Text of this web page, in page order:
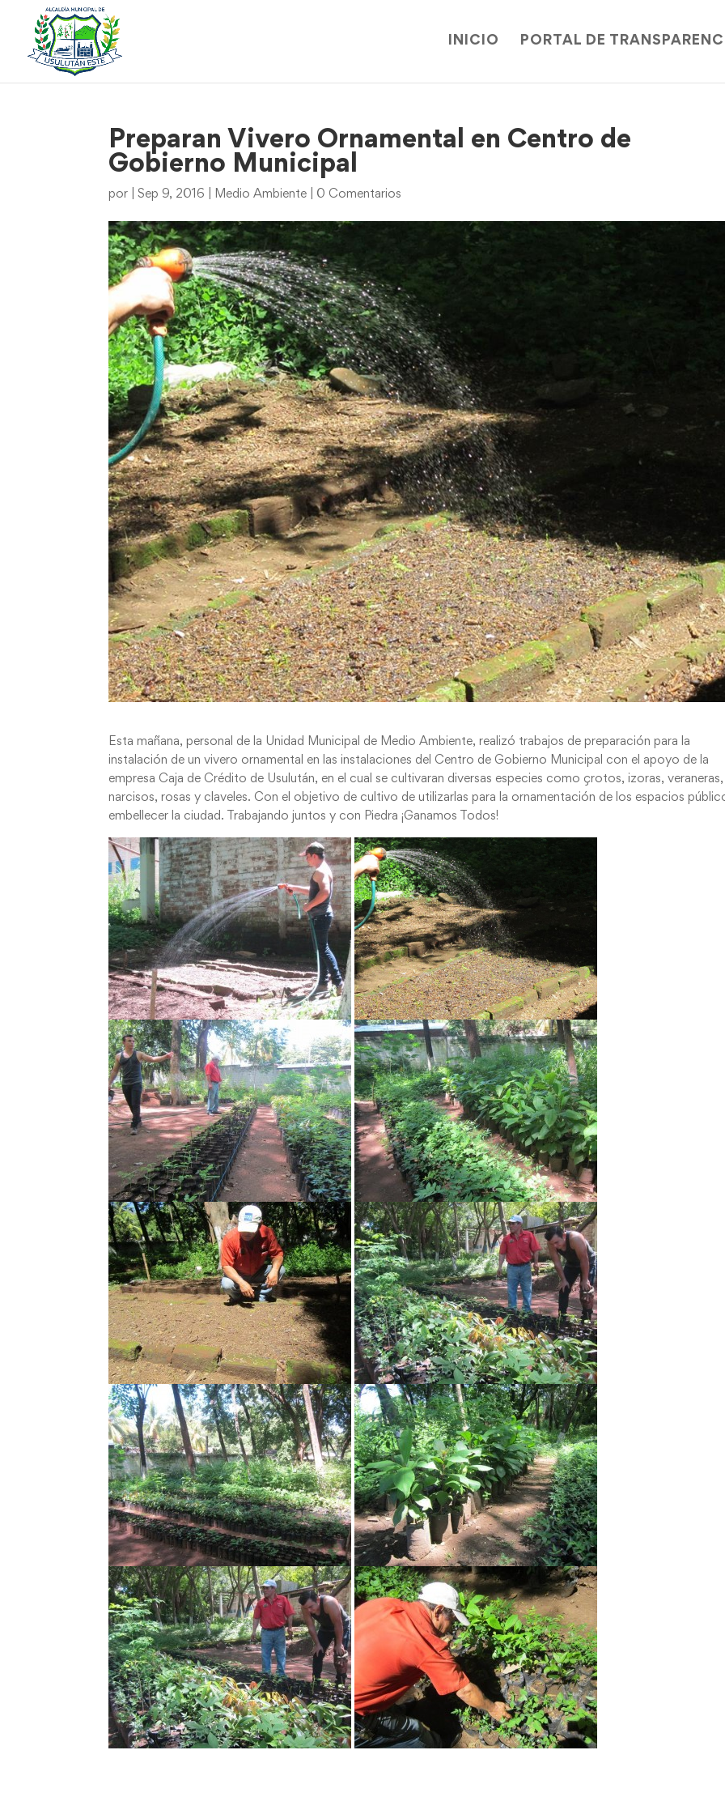
INICIO PORTAL DE
Preparan Vivero Ornamental en Centro de
Gobierno Municipal
por |Sep 9, 2016 Medio Ambiente 0 Comentarios
Esta mañana, personal de la Unidad Municipal de Medio Ambiente, realizó trabajos de preparación para la
instalación de un vivero ornamental en las instalaciones del Centro de Gobierno Municipal con el apoyo de la
empresa Caja de Crédito de Usulután, en el cual se cultivaran diversas especies como çrotos, izoras, veraneras,
narcisos, rosas y claveles. Con el objetivo de cultivo de utilizarlas para la ornamentación de los espacios
embellecer la ciudad. Trabajando juntos y con Piedra ¡Ganamos Todos!